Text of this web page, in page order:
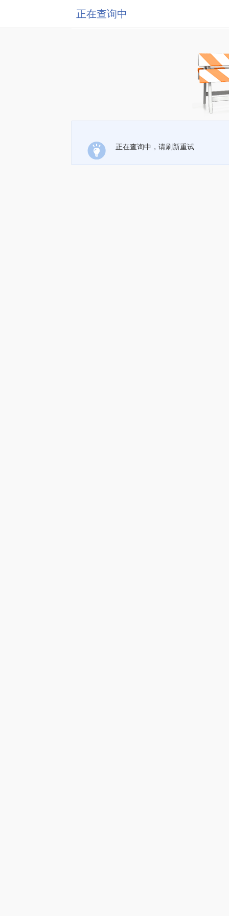
正在查询中
正在查询中，请刷新重试